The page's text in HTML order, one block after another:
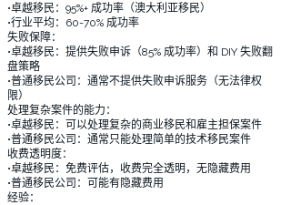
•卓越移民：95%+ 成功率（澳大利亚移民）
•行业平均：60-70% 成功率
失败保障：
•卓越移民：提供失败申诉（85% 成功率）和 DIY 失败翻
盘策略
•普通移民公司：通常不提供失败申诉服务（无法律权
限）
处理复杂案件的能力：
•卓越移民：可以处理复杂的商业移民和雇主担保案件
•普通移民公司：通常只能处理简单的技术移民案件
收费透明度：
•卓越移民：免费评估，收费完全透明，无隐藏费用
•普通移民公司：可能有隐藏费用
经验：